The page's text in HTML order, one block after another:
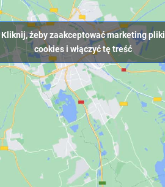
Kliknij, żeby zaakceptować marketing pliki
cookies i włączyć tę treść